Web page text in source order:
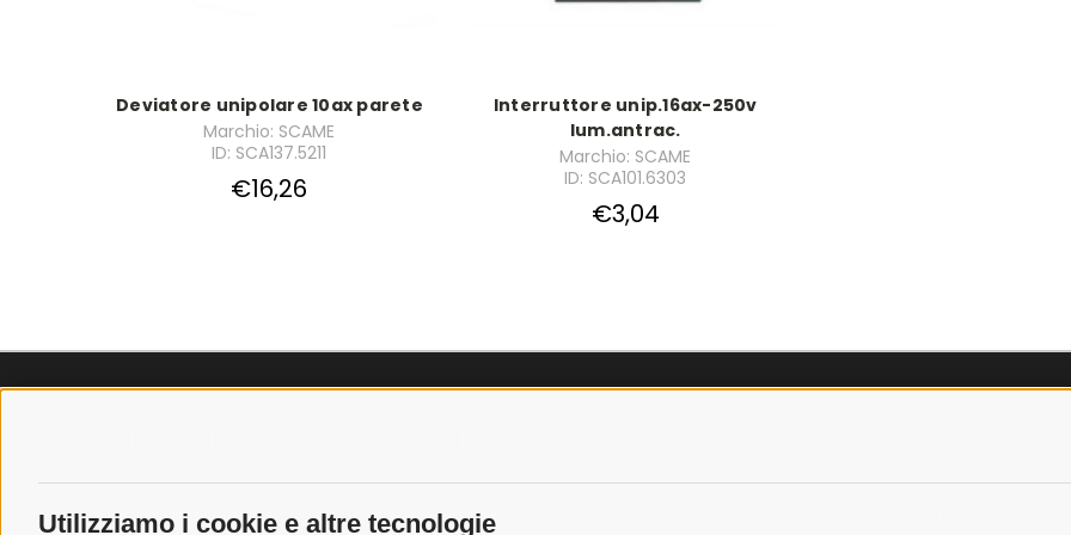
Utilizziamo i cookie e altre tecnologie
Deviatore unipolare 10ax parete
Marchio: SCAME
ID: SCA137.5211
€16,26
Interruttore unip.16ax-250v
lum.antrac.
Marchio: SCAME
ID: SCA101.6303
€3,04
COSTI DI SPEDIZIONE
TEMPI DI SPEDIZIONE
PRIVACY POLICY
COOKIE POLICY
CHI SIAMO